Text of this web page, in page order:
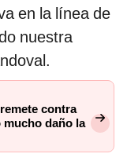
en la línea de
nuestra
contra
daño la